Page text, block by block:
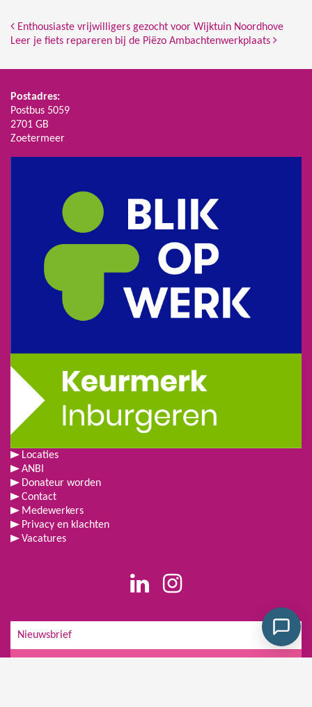
Bericht Navigatie
Enthousiaste vrijwilligers gezocht voor Wijktuin Noordhove
Leer je fiets repareren bij de Piëzo Ambachtenwerkplaats
Postadres:
Postbus 5059
2701 GB
Zoetermeer
Locaties
ANBI
Donateur worden
Contact
Medewerkers
Privacy en klachten
Vacatures